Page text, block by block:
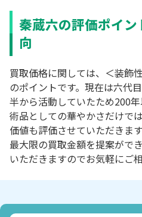
秦蔵六の評価ポイ
向
買取価格に関しては、＜装飾
のポイントです。現在は六代
半から活動していたため200
術品としての華やかさだけで
価値も評価させていただきます
最大限の買取金額を提案がで
いただきますのでお気軽にご